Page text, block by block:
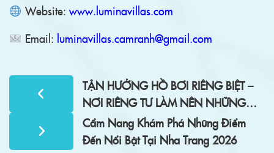
Website: www.luminavillas.com
Email: luminavillas.camranh@gmail.com
TẬN HƯỞNG HỒ BƠI RIÊNG BIỆT –
NƠI RIÊNG TƯ LÀM NÊN NHỮNG
KHOẢNH KHẮC VÔ GIÁ
Cẩm Nang Khám Phá Những Điểm
Đến Nổi Bật Tại Nha Trang 2026